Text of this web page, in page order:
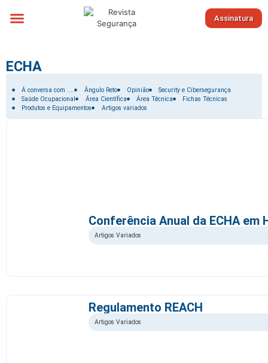
Assinatura
ECHA
Filtrar por:
Á conversa com .... Ângulo Reto Opinião
Security e Cibersegurança
Saúde Ocupacional
Área Científica Área Técnica
Fichas Técnicas
Produtos e Equipamentos
Artigos variados
Conferência Anual da ECHA em
Artigos Variados
Regulamento REACH
Artigos Variados